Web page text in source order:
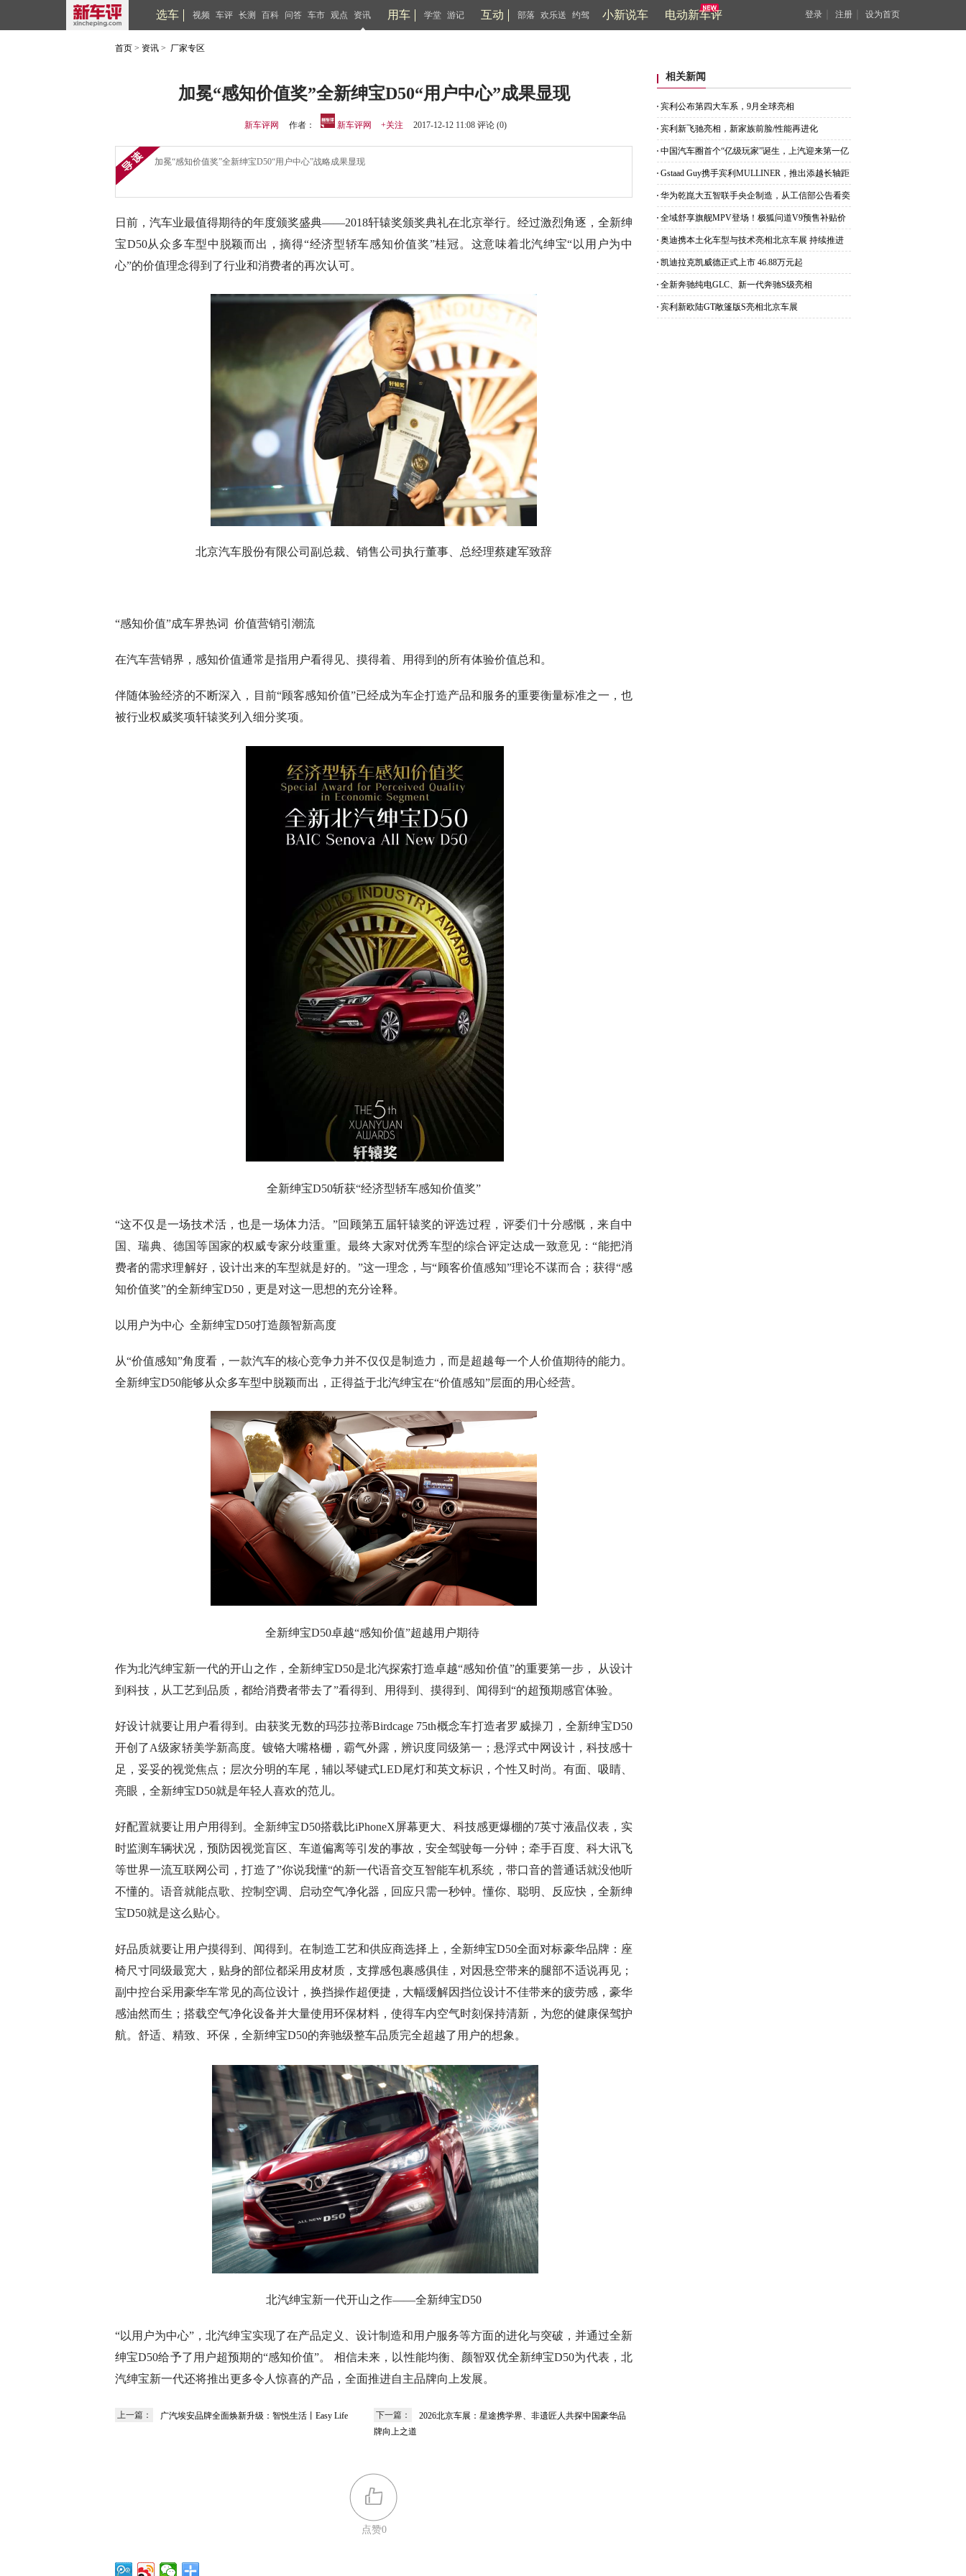
选车 视频 车评 长测 百科 问答 车市 观点 资讯 用车 学堂 游记 互动 部落 欢乐送 约驾 小新说车 电动新车评 登录 注册 设为首页
首页 > 资讯 > 厂家专区
加冕“感知价值奖”全新绅宝D50“用户中心”成果显现
新车评网 作者： 新车评网 +关注 2017-12-12 11:08 评论 (0)
加冕“感知价值奖”全新绅宝D50“用户中心”战略成果显现
日前，汽车业最值得期待的年度颁奖盛典——2018轩辕奖颁奖典礼在北京举行。经过激烈角逐，全新绅
宝D50从众多车型中脱颖而出，摘得“经济型轿车感知价值奖”桂冠。这意味着北汽绅宝“以用户为中
心”的价值理念得到了行业和消费者的再次认可。
北京汽车股份有限公司副总裁、销售公司执行董事、总经理蔡建军致辞
“感知价值”成车界热词 价值营销引潮流
在汽车营销界，感知价值通常是指用户看得见、摸得着、用得到的所有体验价值总和。
伴随体验经济的不断深入，目前“顾客感知价值”已经成为车企打造产品和服务的重要衡量标准之一，也
被行业权威奖项轩辕奖列入细分奖项。
全新绅宝D50斩获“经济型轿车感知价值奖”
“这不仅是一场技术活，也是一场体力活。”回顾第五届轩辕奖的评选过程，评委们十分感慨，来自中
国、瑞典、德国等国家的权威专家分歧重重。最终大家对优秀车型的综合评定达成一致意见：“能把消
费者的需求理解好，设计出来的车型就是好的。”这一理念，与“顾客价值感知”理论不谋而合；获得“感
知价值奖”的全新绅宝D50，更是对这一思想的充分诠释。
以用户为中心 全新绅宝D50打造颜智新高度
从“价值感知”角度看，一款汽车的核心竞争力并不仅仅是制造力，而是超越每一个人价值期待的能力。
全新绅宝D50能够从众多车型中脱颖而出，正得益于北汽绅宝在“价值感知”层面的用心经营。
全新绅宝D50卓越“感知价值”超越用户期待
作为北汽绅宝新一代的开山之作，全新绅宝D50是北汽探索打造卓越“感知价值”的重要第一步， 从设计
到科技，从工艺到品质，都给消费者带去了”看得到、用得到、摸得到、闻得到“的超预期感官体验。
好设计就要让用户看得到。由获奖无数的玛莎拉蒂Birdcage 75th概念车打造者罗威操刀，全新绅宝D50
开创了A级家轿美学新高度。镀铬大嘴格栅，霸气外露，辨识度同级第一；悬浮式中网设计，科技感十
足，妥妥的视觉焦点；层次分明的车尾，辅以琴键式LED尾灯和英文标识，个性又时尚。有面、吸睛、
亮眼，全新绅宝D50就是年轻人喜欢的范儿。
好配置就要让用户用得到。全新绅宝D50搭载比iPhoneX屏幕更大、科技感更爆棚的7英寸液晶仪表，实
时监测车辆状况，预防因视觉盲区、车道偏离等引发的事故，安全驾驶每一分钟；牵手百度、科大讯飞
等世界一流互联网公司，打造了”你说我懂“的新一代语音交互智能车机系统，带口音的普通话就没他听
不懂的。语音就能点歌、控制空调、启动空气净化器，回应只需一秒钟。懂你、聪明、反应快，全新绅
宝D50就是这么贴心。
好品质就要让用户摸得到、闻得到。在制造工艺和供应商选择上，全新绅宝D50全面对标豪华品牌：座
椅尺寸同级最宽大，贴身的部位都采用皮材质，支撑感包裹感俱佳，对因悬空带来的腿部不适说再见；
副中控台采用豪华车常见的高位设计，换挡操作超便捷，大幅缓解因挡位设计不佳带来的疲劳感，豪华
感油然而生；搭载空气净化设备并大量使用环保材料，使得车内空气时刻保持清新，为您的健康保驾护
航。舒适、精致、环保，全新绅宝D50的奔驰级整车品质完全超越了用户的想象。
北汽绅宝新一代开山之作——全新绅宝D50
“以用户为中心”，北汽绅宝实现了在产品定义、设计制造和用户服务等方面的进化与突破，并通过全新
绅宝D50给予了用户超预期的“感知价值”。 相信未来，以性能均衡、颜智双优全新绅宝D50为代表，北
汽绅宝新一代还将推出更多令人惊喜的产品，全面推进自主品牌向上发展。
上一篇： 广汽埃安品牌全面焕新升级：智悦生活丨Easy Life 下一篇：
2026北京车展：星途携学界、非遗匠人共探中国豪华品
牌向上之道
点赞0
相关新闻
宾利公布第四大车系，9月全球亮相
宾利新飞驰亮相，新家族前脸/性能再进化
中国汽车圈首个“亿级玩家”诞生，上汽迎来第一亿
位车主
Gstaad Guy携手宾利MULLINER，推出添越长轴距
CHALET版
华为乾崑大五智联手央企制造，从工信部公告看奕
派M8底气
全域舒享旗舰MPV登场！极狐问道V9预售补贴价
21.99万起
奥迪携本土化车型与技术亮相北京车展 持续推进
在华产品布局
凯迪拉克凯威德正式上市 46.88万元起
全新奔驰纯电GLC、新一代奔驰S级亮相
宾利新欧陆GT敞篷版S亮相北京车展